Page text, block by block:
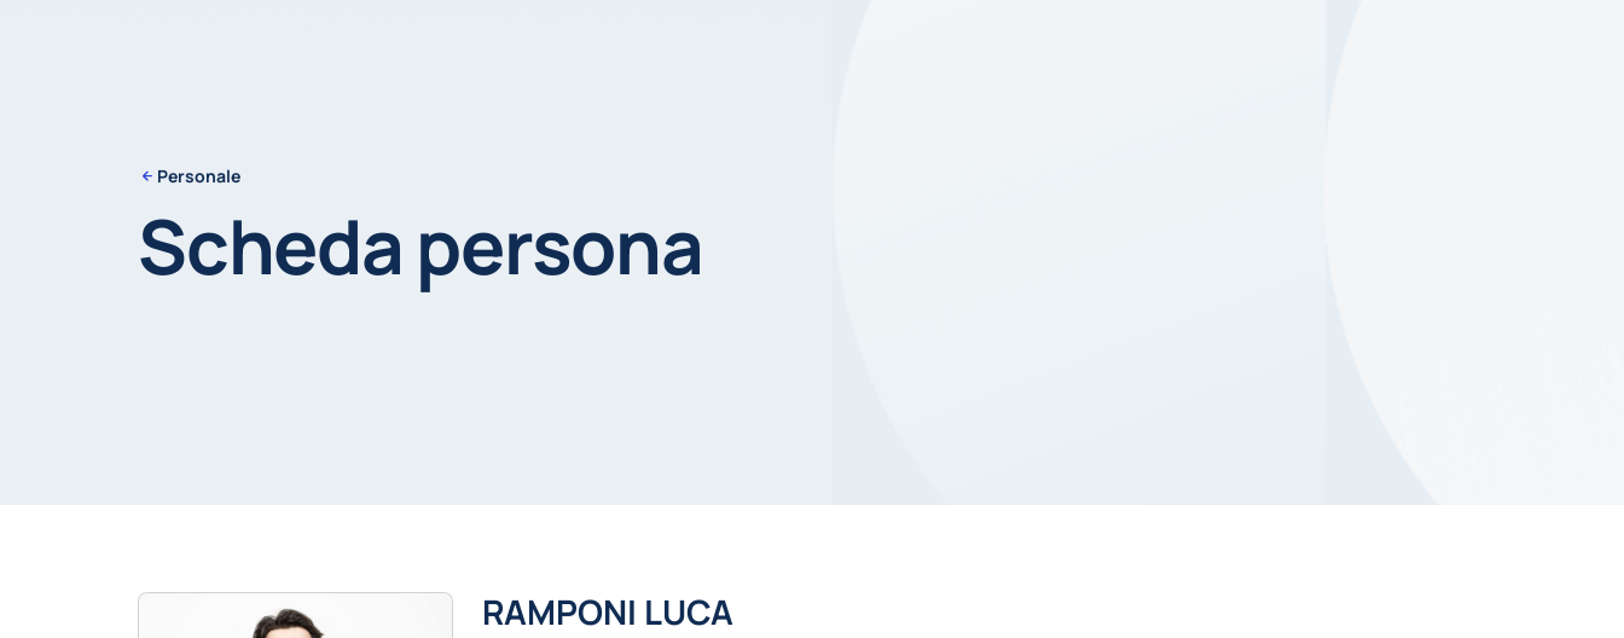
Personale
Scheda persona
RAMPONI LUCA